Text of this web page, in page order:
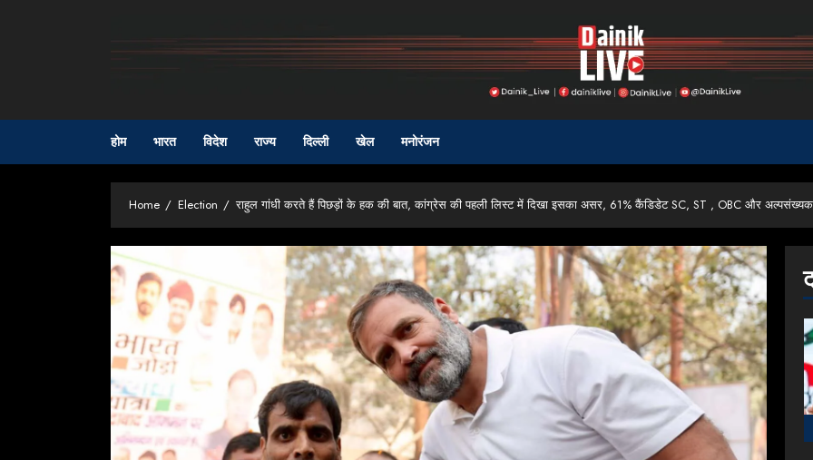
होम भारत विदेश राज्य दिल्ली खेल मनोरंजन
Home Election राहुल गांधी करते हैं पिछड़ों के हक की बात, कांग्रेस की पहली लिस्ट में दिखा इसका असर, 61% कैंडिडेट SC, ST , OBC और अल्पसंख्यक